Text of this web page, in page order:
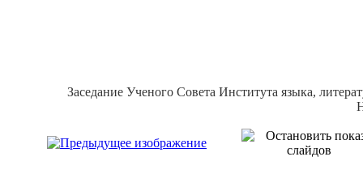
Заседание Ученого Совета Института языка,